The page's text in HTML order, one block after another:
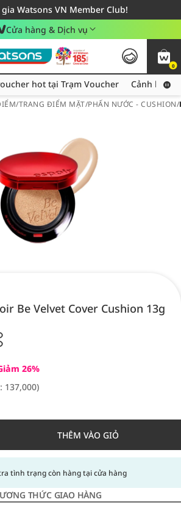
Watsons VN Member Club!
hàng cho đơn hàng từ 249,000Đ
24h - Áp dụng khu vực TP. Hồ Chí Minh
Cửa hàng & Dịch vụ
0
Thu thập thêm voucher hot tại Trạm Voucher
hot tại Trạm Voucher Cảnh báo
/TRANG ĐIỂM MẶT/PHẤN NƯỚC - CUSHION/
Be Velvet Cover Cushion 13g
26%
137,000)
THÊM VÀO GIỎ
tình trạng còn hàng tại cửa hàng
THỨC GIAO HÀNG